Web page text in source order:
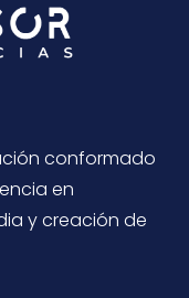
conformado
en
y creación de